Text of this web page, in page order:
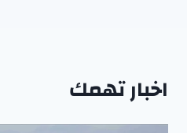
اخبار تهمك